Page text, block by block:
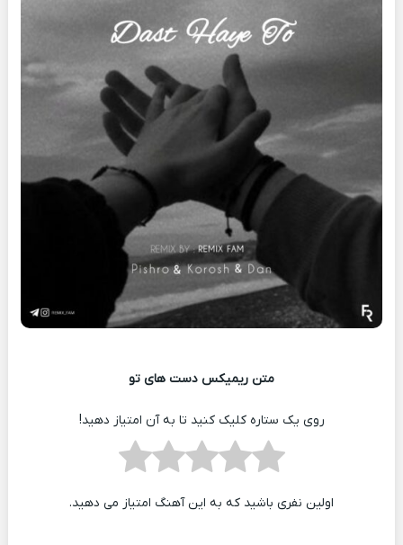
متن ریمیکس دست های تو
روی یک ستاره کلیک کنید تا به آن امتیاز دهید!
اولین نفری باشید که به این آهنگ امتیاز می دهید.